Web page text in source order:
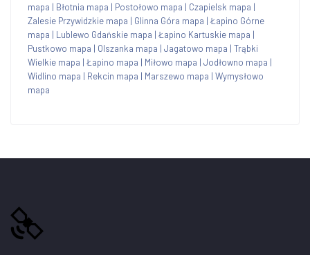
mapa | Błotnia mapa | Postołowo mapa | Czapielsk mapa |
Zalesie Przywidzkie mapa | Glinna Góra mapa | Łapino Górne
mapa | Lublewo Gdańskie mapa | Łapino Kartuskie mapa |
Pustkowo mapa | Olszanka mapa | Jagatowo mapa | Trąbki
Wielkie mapa | Łapino mapa | Miłowo mapa | Jodłowno mapa |
Widlino mapa | Rekcin mapa | Marszewo mapa | Wymysłowo
mapa